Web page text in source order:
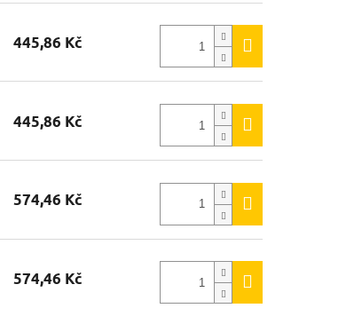
445,86 Kč
445,86 Kč
574,46 Kč
574,46 Kč